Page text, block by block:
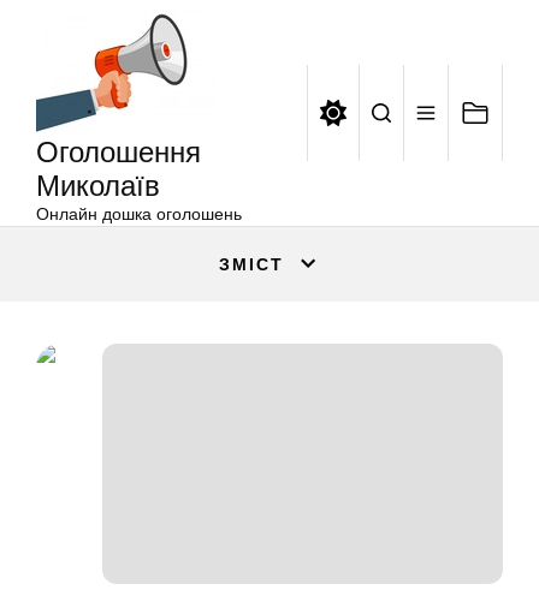
Оголошення
Миколаїв
Онлайн дошка оголошень
ЗМІСТ